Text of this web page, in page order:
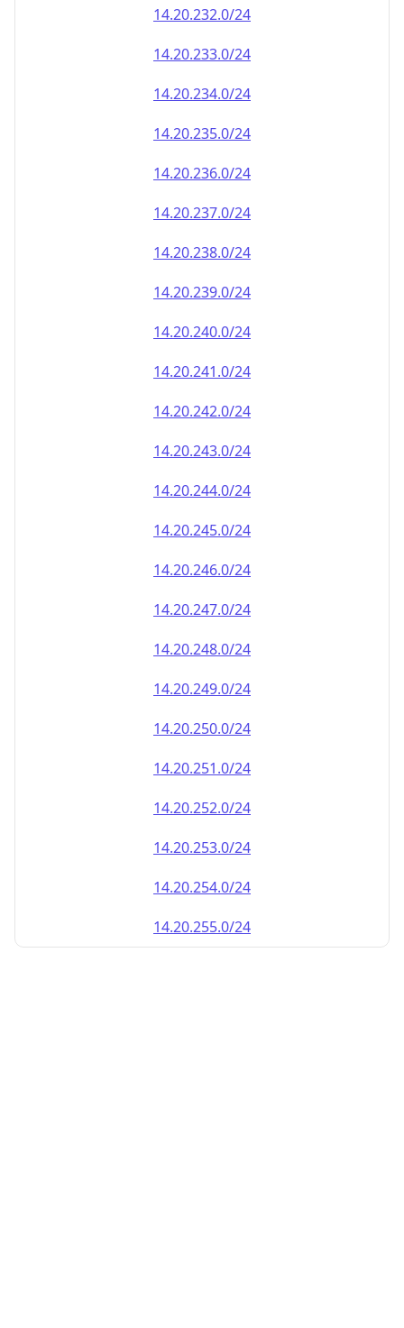
14.20.232.0/24
14.20.233.0/24
14.20.234.0/24
14.20.235.0/24
14.20.236.0/24
14.20.237.0/24
14.20.238.0/24
14.20.239.0/24
14.20.240.0/24
14.20.241.0/24
14.20.242.0/24
14.20.243.0/24
14.20.244.0/24
14.20.245.0/24
14.20.246.0/24
14.20.247.0/24
14.20.248.0/24
14.20.249.0/24
14.20.250.0/24
14.20.251.0/24
14.20.252.0/24
14.20.253.0/24
14.20.254.0/24
14.20.255.0/24